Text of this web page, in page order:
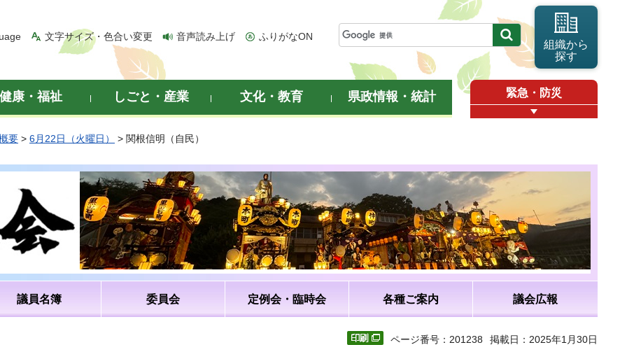
文字サイズ・色合い変更 音声読み上げ ふりがなON
組織から
探す
健康・福祉 しごと・産業 文化・教育 県政情報・統計 緊急・防災
要 > 6月22日（火曜日） > 関根信明（自民）
議員名簿 委員会 定例会・臨時会 各種ご案内 議会広報
ページ番号：201238 掲載日：2025年1月30日